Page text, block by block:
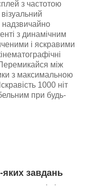
з частотою
надзвичайно
з динамічним
і яскравими
між
з максимальною
1000 ніт
при будь-
завдань